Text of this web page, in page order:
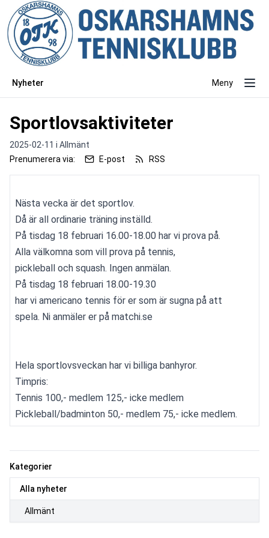
Nyheter Meny
Kategorier
Alla nyheter
Allmänt
Sportlovsaktiviteter
2025-02-11 i Allmänt
Prenumerera via:
E-post RSS
Nästa vecka är det sportlov.
Då är all ordinarie träning inställd.
På tisdag 18 februari 16.00-18.00 har vi prova på.
Alla välkomna som vill prova på tennis,
pickleball och squash. Ingen anmälan.
På tisdag 18 februari 18.00-19.30
har vi americano tennis för er som är sugna på att
spela. Ni anmäler er på matchi.se
Hela sportlovsveckan har vi billiga banhyror.
Timpris:
Tennis 100,- medlem 125,- icke medlem
Pickleball/badminton 50,- medlem 75,- icke medlem.